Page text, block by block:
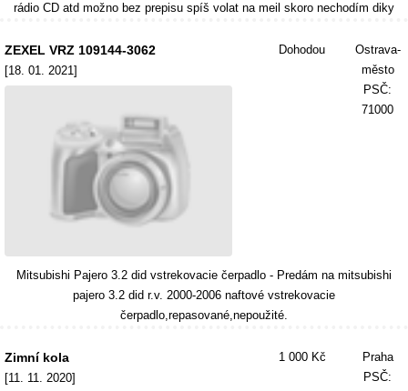
rádio CD atd možno bez prepisu spíš volat na meil skoro nechodím diky
ZEXEL VRZ 109144-3062
[18. 01. 2021]
Dohodou
Ostrava-
město
PSČ:
71000
Mitsubishi Pajero 3.2 did vstrekovacie čerpadlo - Predám na mitsubishi
pajero 3.2 did r.v. 2000-2006 naftové vstrekovacie
čerpadlo,repasované,nepoužité.
Zimní kola
[11. 11. 2020]
1 000 Kč
Praha
PSČ: